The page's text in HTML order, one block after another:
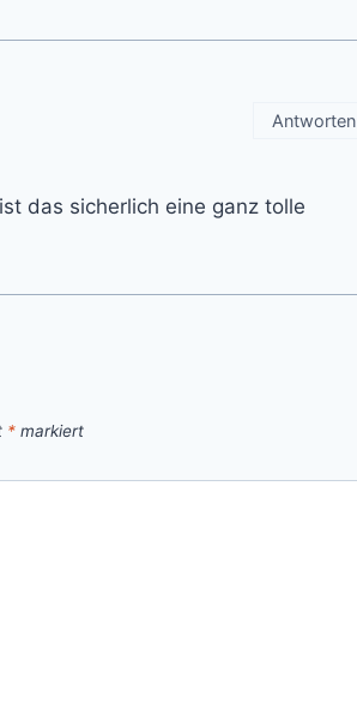
das sicherlich eine ganz tolle
Antworten
* markiert